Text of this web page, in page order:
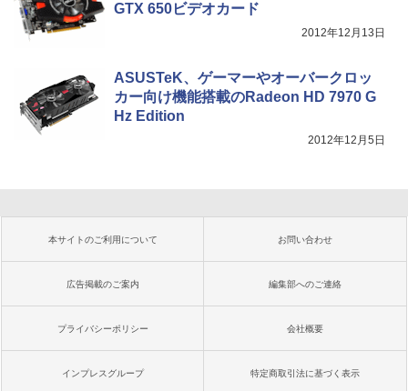
GTX 650ビデオカード
2012年12月13日
ASUSTeK、ゲーマーやオーバークロッ
カー向け機能搭載のRadeon HD 7970 G
Hz Edition
2012年12月5日
本サイトのご利用について お問い合わせ
広告掲載のご案内 編集部へのご連絡
プライバシーポリシー 会社概要
インプレスグループ 特定商取引法に基づく表示